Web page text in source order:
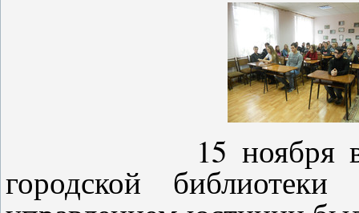
15 ноября в
городской